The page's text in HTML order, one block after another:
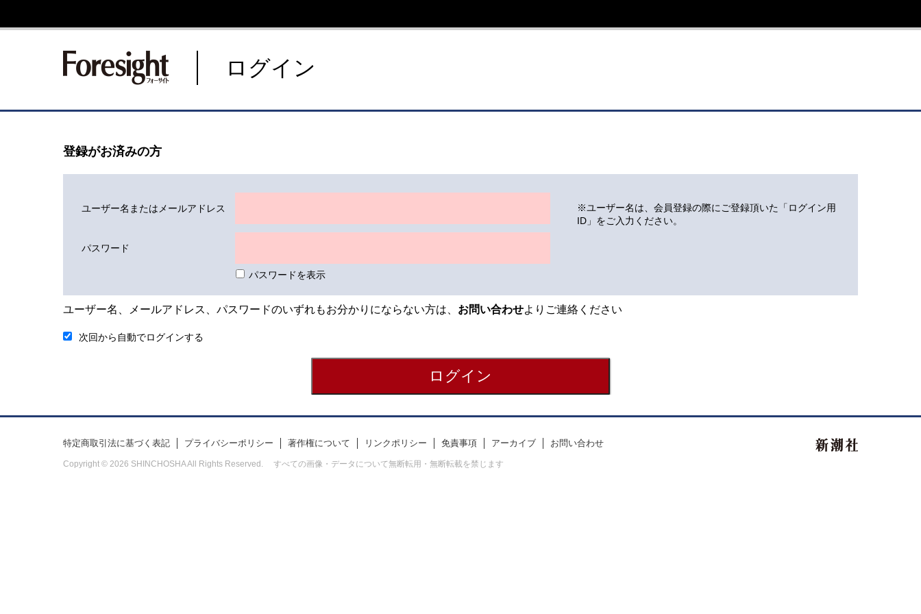
新潮社 Foresight フォーサイト
ログイン
登録がお済みの方
ユーザー名またはメールアドレス
パスワード
パスワードを表示
※ユーザー名は、会員登録の際にご登録頂いた「ログイン用
ID」をご入力ください。
ユーザー名、メールアドレス、パスワードのいずれもお分かりにならない方は、 お問い合わせよりご連絡ください
次回から自動でログインする
特定商取引法に基づく表記 プライバシーポリシー 著作権について リンクポリシー 免責事項 アーカイブ お問い合わせ
Copyright © 2026 SHINCHOSHA All Rights Reserved. すべての画像・データについて無断転用・無断転載を禁じます